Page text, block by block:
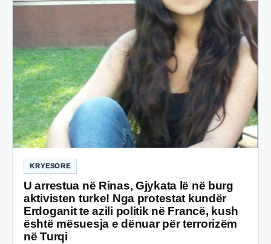
KRYESORE
U arrestua në Rinas, Gjykata lë në burg
aktivisten turke! Nga protestat kundër
Erdoganit te azili politik në Francë, kush
është mësuesja e dënuar për terrorizëm
në Turqi